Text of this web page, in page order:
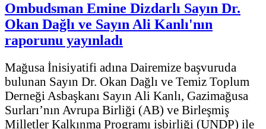
Ombudsman Emine Dizdarlı Sayın Dr.
Okan Dağlı ve Sayın Ali Kanlı'nın
raporunu yayınladı
Mağusa İnisiyatifi adına Dairemize başvuruda
bulunan Sayın Dr. Okan Dağlı ve Temiz Toplum
Derneği Asbaşkanı Sayın Ali Kanlı, Gazimağusa
Surları’nın Avrupa Birliği (AB) ve Birleşmiş
Milletler Kalkınma Programı işbirliği (UNDP) ile